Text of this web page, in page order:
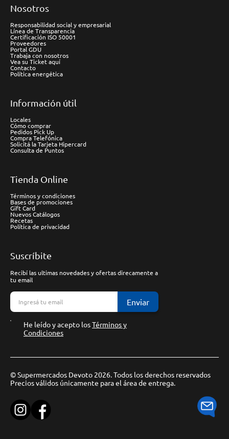
Nosotros
Responsabilidad social y empresarial
Línea de Transparencia
Certificación ISO 50001
Proveedores
Portal GDU
Trabaja con nosotros
Vea su Ticket aquí
Contacto
Política energética
Información útil
Locales
Cómo comprar
Pedidos Pick Up
Compra Telefónica
Solicitá la Tarjeta Hipercard
Consulta de Puntos
Tienda Online
Términos y condiciones
Bases de promociones
Gift Card
Nuevos Catálogos
Recetas
Política de privacidad
Suscríbite
Recibí las ultimas novedades y ofertas direcamente a
tu email
Enviar
He leído y acepto losTérminos y
Condiciones
© Supermercados Devoto 2026. Todos los derechos reservados
Precios válidos únicamente para el área de entrega.